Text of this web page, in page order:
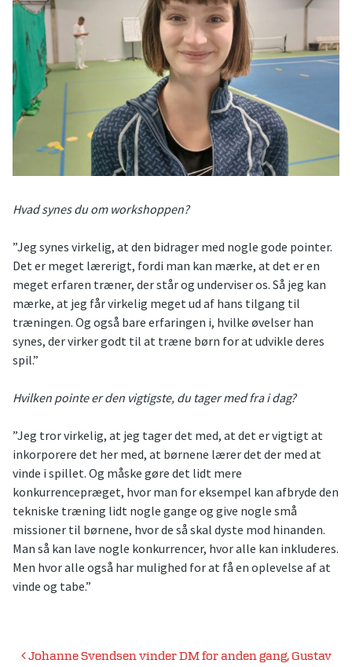
Hvad synes du om workshoppen?
”Jeg synes virkelig, at den bidrager med nogle gode pointer.
Det er meget lærerigt, fordi man kan mærke, at det er en
meget erfaren træner, der står og underviser os. Så jeg kan
mærke, at jeg får virkelig meget ud af hans tilgang til
træningen. Og også bare erfaringen i, hvilke øvelser han
synes, der virker godt til at træne børn for at udvikle deres
spil.”
Hvilken pointe er den vigtigste, du tager med fra i dag?
”Jeg tror virkelig, at jeg tager det med, at det er vigtigt at
inkorporere det her med, at børnene lærer det der med at
vinde i spillet. Og måske gøre det lidt mere
konkurrencepræget, hvor man for eksempel kan afbryde den
tekniske træning lidt nogle gange og give nogle små
missioner til børnene, hvor de så skal dyste mod hinanden.
Man så kan lave nogle konkurrencer, hvor alle kan inkluderes.
Men hvor alle også har mulighed for at få en oplevelse af at
vinde og tabe.”
Indlægsnavigation
Johanne Svendsen vinder DM for anden gang, Gustav